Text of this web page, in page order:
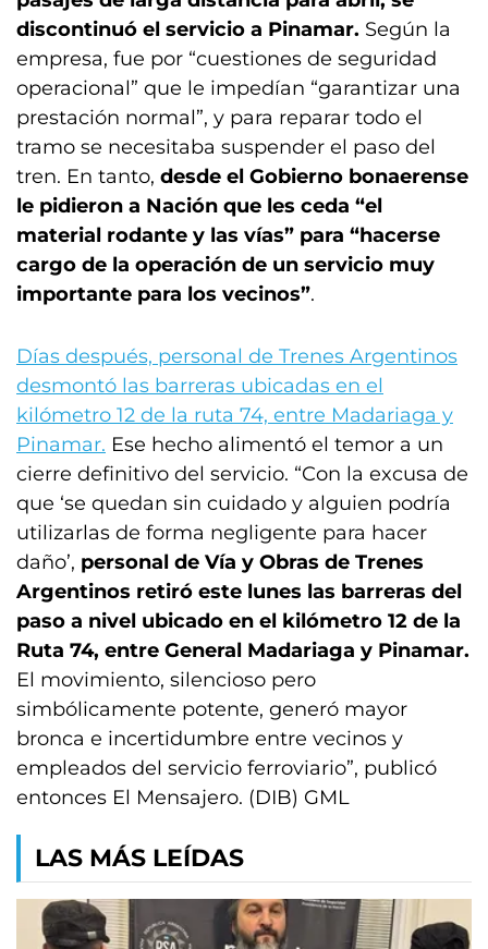
discontinuó el servicio a Pinamar. Según la
empresa, fue por “cuestiones de seguridad
operacional” que le impedían “garantizar una
prestación normal”, y para reparar todo el
tramo se necesitaba suspender el paso del
tren. En tanto, desde el Gobierno bonaerense
le pidieron a Nación que les ceda “el
material rodante y las vías” para “hacerse
cargo de la operación de un servicio muy
importante para los vecinos”.
Días después, personal de Trenes Argentinos
desmontó las barreras ubicadas en el
kilómetro 12 de la ruta 74, entre Madariaga y
Pinamar. Ese hecho alimentó el temor a un
cierre definitivo del servicio. “Con la excusa de
que ‘se quedan sin cuidado y alguien podría
utilizarlas de forma negligente para hacer
daño’, personal de Vía y Obras de Trenes
Argentinos retiró este lunes las barreras del
paso a nivel ubicado en el kilómetro 12 de la
Ruta 74, entre General Madariaga y Pinamar.
El movimiento, silencioso pero
simbólicamente potente, generó mayor
bronca e incertidumbre entre vecinos y
empleados del servicio ferroviario”, publicó
entonces El Mensajero. (DIB) GML
LAS MÁS LEÍDAS